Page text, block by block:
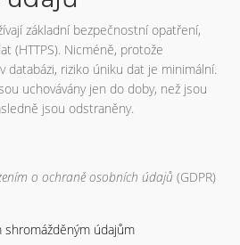
základní bezpečnostní opatření,
(HTTPS). Nicméně, protože
databázi, riziko úniku dat je minimální.
uchovávány jen do doby, než jsou
jsou odstraněny.
o ochraně osobních údajů (GDPR)
shromážděným údajům